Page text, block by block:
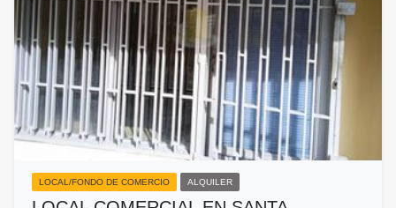
LOCAL/FONDO DE COMERCIO ALQUILER